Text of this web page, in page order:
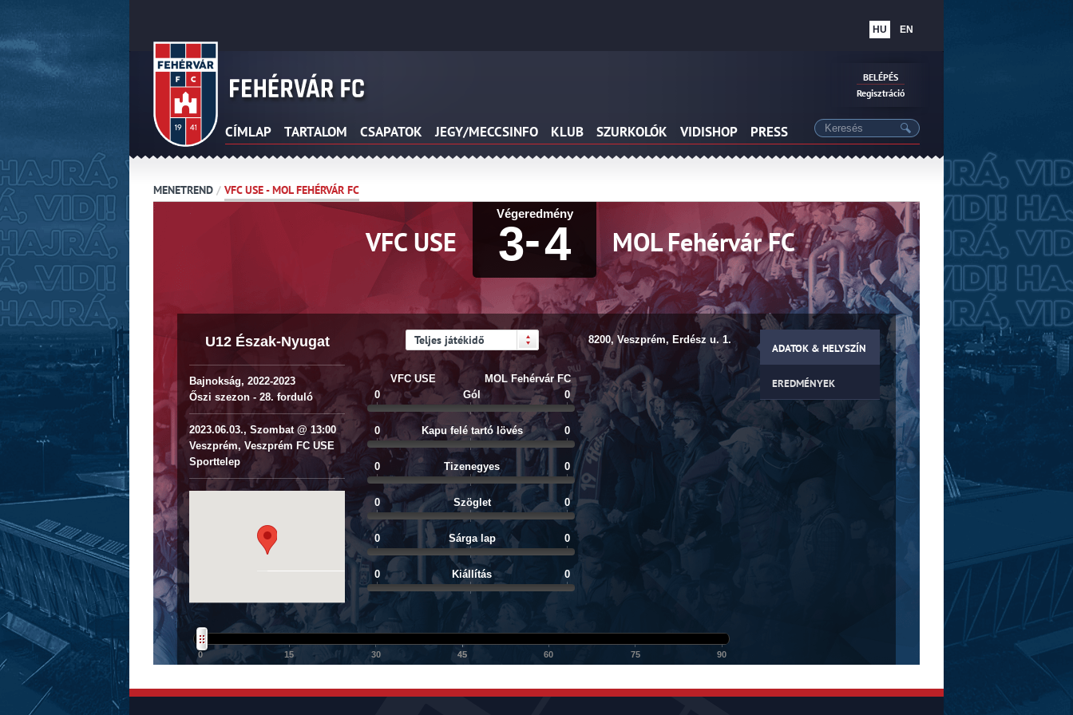
HU EN
CÍMLAP TARTALOM CSAPATOK JEGY/MECCSINFO KLUB SZURKOLÓK VIDISHOP PRESS
BELÉPÉS
Regisztráció
MENETREND / VFC USE - MOL FEHÉRVÁR FC
VFC USE
Végeredmény
3-4 MOL Fehérvár FC
U12 Észak-Nyugat
Bajnokság, 2022-2023
Őszi szezon - 28. forduló
2023.06.03., Szombat @ 13:00
Veszprém, Veszprém FC USE
Sporttelep
Teljes játékidő
VFC USE
MOL Fehérvár FC
0
Gól 0
0 Kapu felé tartó lövés 0
0 Tizenegyes 0
0 Szöglet 0
0 Sárga lap 0
0 Kiállítás 0
8200, Veszprém, Erdész u. 1.
0 15 30 45
45 60 75 90
ADATOK & HELYSZÍN
EREDMÉNYEK